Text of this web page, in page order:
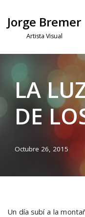
Saltar
Jorge Bremer
Artista Visual
LA
DE
Octubre 26, 2015
Un día subí a la